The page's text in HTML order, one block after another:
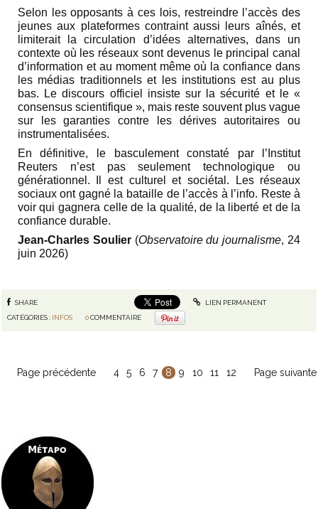
Selon les opposants à ces lois, restreindre l’accès des
jeunes aux plateformes contraint aussi leurs aînés, et
limiterait la circulation d’idées alternatives, dans un
contexte où les réseaux sont devenus le principal canal
d’information et au moment même où la confiance dans
les médias traditionnels et les institutions est au plus
bas. Le discours officiel insiste sur la sécurité et le «
consensus scientifique », mais reste souvent plus vague
sur les garanties contre les dérives autoritaires ou
instrumentalisées.
En définitive, le basculement constaté par l’Institut
Reuters n’est pas seulement technologique ou
générationnel. Il est culturel et sociétal. Les réseaux
sociaux ont gagné la bataille de l’accès à l’info. Reste à
voir qui gagnera celle de la qualité, de la liberté et de la
confiance durable.
Jean-Charles Soulier (Observatoire du journalisme, 24
juin 2026)
SHARE
LIEN PERMANENT
CATÉGORIES : INFOS 0 COMMENTAIRE
Page précédente 4 5 6 7 8 9 10 11 12 Page suivante